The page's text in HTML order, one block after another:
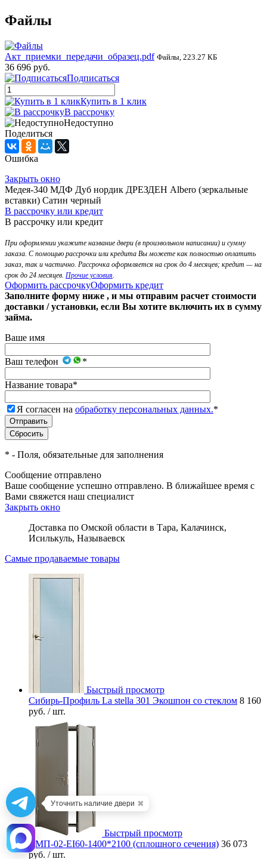
Файлы
Акт_приемки_передачи_образец.pdf Файлы, 223.27 КБ
36 696 руб.
Подписаться
Купить в 1 клик
В рассрочку
Недоступно
Поделиться
Ошибка
Закрыть окно
Медея-340 МДФ Дуб нордик ДРЕЗДЕН Albero (зеркальные
вставки) Сатин черный
В рассрочку или кредит
В рассрочку или кредит
При оформлении укажите название двери (в произвольном написании) и сумму
заказа. С помощью рассрочки или кредита Вы можете как полностью оплатить
заказ, так и частично. Рассрочка оформляется на срок до 4 месяцев; кредит — на
срок до 24 месяцев. Прочие условия
Оформить рассрочкуОформить кредит
Заполните форму ниже , и мы отправим расчет стоимости
доставки / установки, если Вы хотите включить их в сумму
займа.
Ваше имя
Ваш телефон *
Название товара*
Я согласен на обработку персональных данных.*
* - Поля, обязательные для заполнения
Сообщение отправлено
Ваше сообщение успешно отправлено. В ближайшее время с
Вами свяжется наш специалист
Закрыть окно
Доставка по Омской области в Тара, Калачинск,
Исилькуль, Называевск
Самые продаваемые товары
Быстрый просмотр
Сибирь-Профиль La stella 301 Экошпон со стеклом 8 160
руб. / шт.
Быстрый просмотр
ДМП-02-EI60-1400*2100 (сплошного сечения) 36 073
руб. / шт.
Уточнить наличие двери ✖